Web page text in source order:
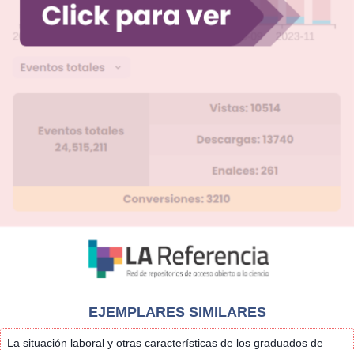
EJEMPLARES SIMILARES
La situación laboral y otras características de los graduados de